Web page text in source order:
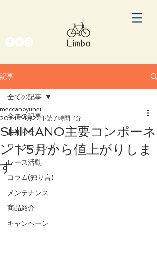
記事
全ての記事
お知らせ
ワークショップ
レース活動
コラム(独り言)
メンテナンス
商品紹介
キャンペーン
全ての記事
SHIMANO主要コンポーネ
ント5月から値上がりしま
す
meccanoyuhei
2024年4月21日 読了時間: 1分